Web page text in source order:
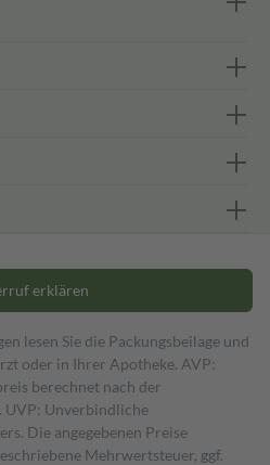
erklären
lesen Sie die Packungsbeilage und
oder in Ihrer Apotheke. AVP:
berechnet nach der
Unverbindliche
Die angegebenen Preise
Mehrwertsteuer, ggf.